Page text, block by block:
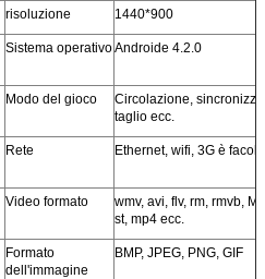
risoluzione 1440*900
Sistema operativoAndroide 4.2.0
Modo del gioco
Circolazione,
taglio ecc.
Rete Ethernet, wifi, 3G è
Video formato
wmv, avi, flv, rm, rmvb,
st, mp4 ecc.
Formato
dell'immagine
BMP, JPEG, PNG, GIF